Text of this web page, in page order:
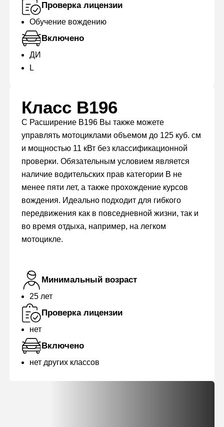
Проверка лицензии
Обучение вождению
Включено
ДИ
L
Класс B196
С Расширение B196 Вы также можете
управлять мотоциклами объемом до 125 куб. см
и мощностью 11 кВт без классификационной
проверки. Обязательным условием является
наличие водительских прав категории B не
менее пяти лет, а также прохождение курсов
вождения. Идеально подходит для гибкого
передвижения как в повседневной жизни, так и
во время отдыха, например, на легком
мотоцикле.
Минимальный возраст
25 лет
Проверка лицензии
нет
Включено
нет других классов